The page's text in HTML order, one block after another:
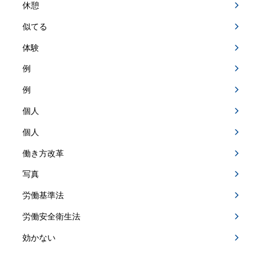
休憩
似てる
体験
例
例
個人
個人
働き方改革
写真
労働基準法
労働安全衛生法
効かない